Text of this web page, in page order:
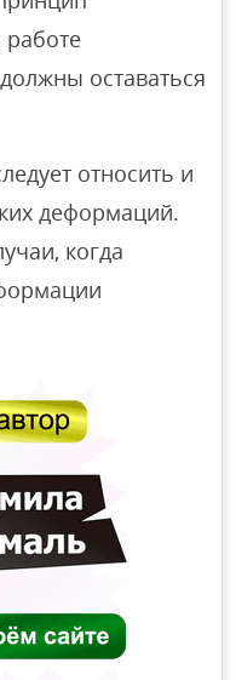
оставаться
относить и
деформаций.
когда